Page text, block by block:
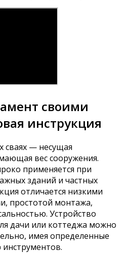
своими
инструкция
сваях — несущая
вес сооружения.
применяется при
зданий и частных
отличается низкими
простотой монтажа,
Устройство
дачи или коттеджа можно
имея определенные